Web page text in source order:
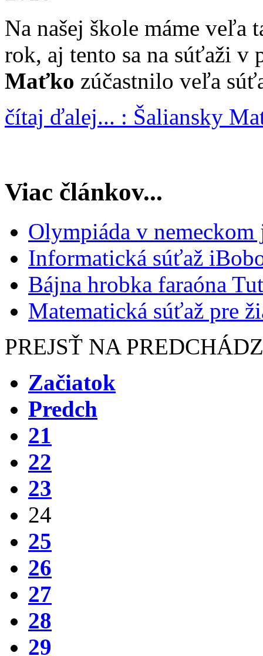
Na našej škole máme veľa
rok, aj tento sa na súťaži v
Maťko zúčastnilo veľa
čítaj ďalej... : Šaliansky
Viac článkov...
Olympiáda v nemeckom
Informatická súťaž
Bájna hrobka faraóna
Matematická súťaž pre
PREJSŤ NA
Začiatok
Predch
21
22
23
24
25
26
27
28
29